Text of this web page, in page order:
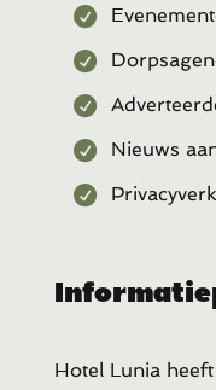
Nieuws
Hotel Lunia